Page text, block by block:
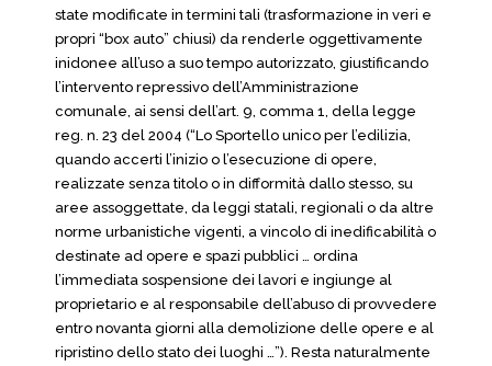
state modificate in termini tali (trasformazione in veri e
propri “box auto” chiusi) da renderle oggettivamente
inidonee all’uso a suo tempo autorizzato, giustificando
l’intervento repressivo dell’Amministrazione
comunale, ai sensi dell’art. 9, comma 1, della legge
reg. n. 23 del 2004 (“Lo Sportello unico per l’edilizia,
quando accerti l’inizio o l’esecuzione di opere,
realizzate senza titolo o in difformità dallo stesso, su
aree assoggettate, da leggi statali, regionali o da altre
norme urbanistiche vigenti, a vincolo di inedificabilità o
destinate ad opere e spazi pubblici … ordina
l’immediata sospensione dei lavori e ingiunge al
proprietario e al responsabile dell’abuso di provvedere
entro novanta giorni alla demolizione delle opere e al
ripristino dello stato dei luoghi …”). Resta naturalmente